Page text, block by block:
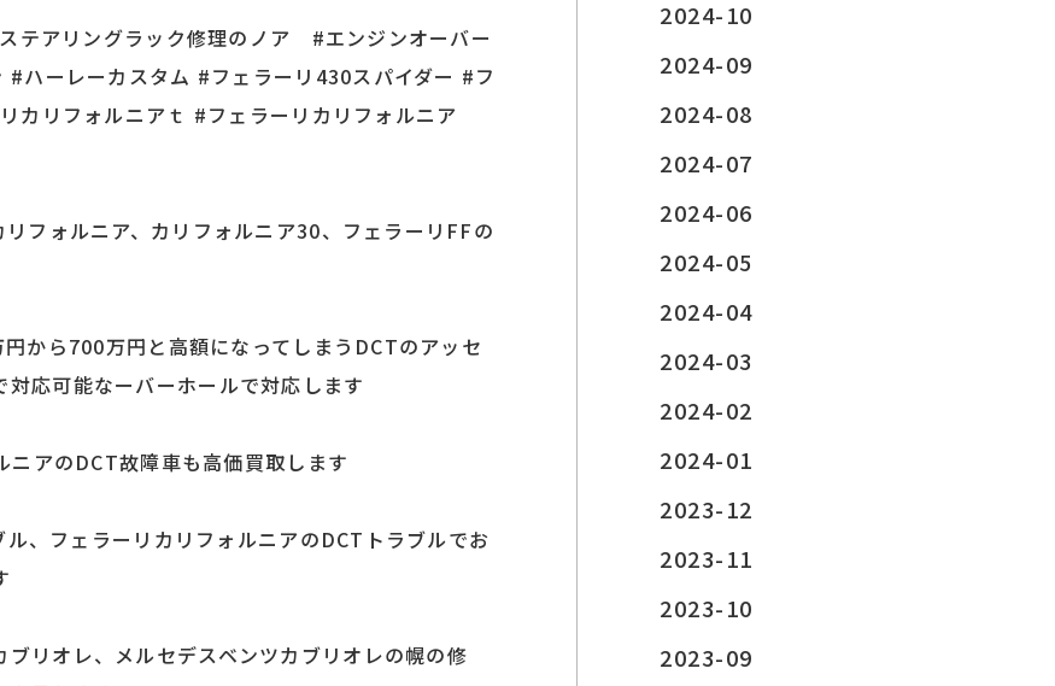
アリングラック修理のノア #エンジンオーバー
ハーレーカスタム #フェラーリ430スパイダー #フ
カリフォルニアｔ #フェラーリカリフォルニア
フォルニア、カリフォルニア30、フェラーリFFの
から700万円と高額になってしまうDCTのアッセ
応可能なーバーホールで対応します
アのDCT故障車も高価買取します
、フェラーリカリフォルニアのDCTトラブルでお
リオレ、メルセデスベンツカブリオレの幌の修
2024-10
2024-09
2024-08
2024-07
2024-06
2024-05
2024-04
2024-03
2024-02
2024-01
2023-12
2023-11
2023-10
2023-09